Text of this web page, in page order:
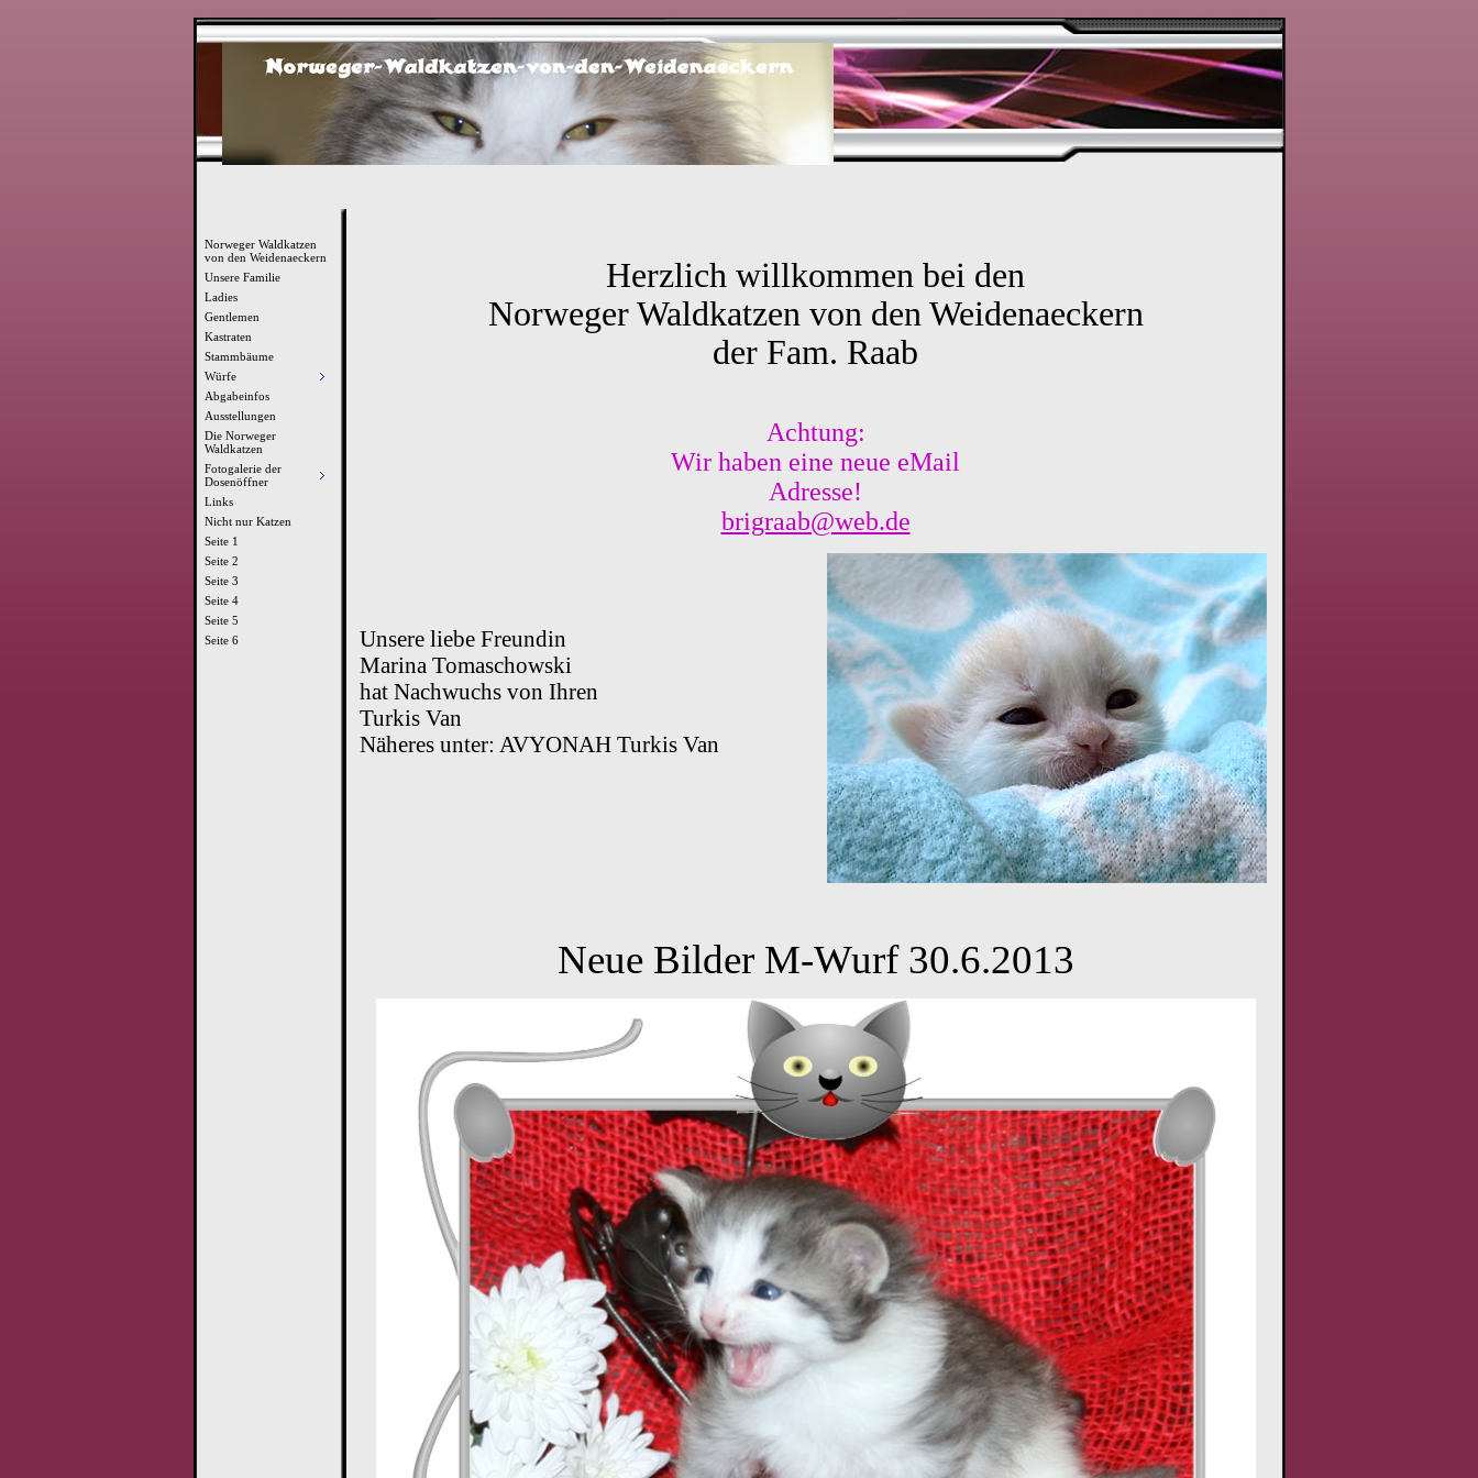
Norweger Waldkatzen
von den Weidenaeckern
Unsere Familie
Ladies
Gentlemen
Kastraten
Stammbäume
Würfe
Abgabeinfos
Ausstellungen
Die Norweger
Waldkatzen
Fotogalerie der
Dosenöffner
Links
Nicht nur Katzen
Seite 1
Seite 2
Seite 3
Seite 4
Seite 5
Seite 6
Herzlich willkommen bei den
Norweger Waldkatzen von den Weidenaeckern
der Fam. Raab
Achtung:
Wir haben eine neue eMail
Adresse!
brigraab@web.de
Unsere liebe Freundin
Marina Tomaschowski
hat Nachwuchs von Ihren
Turkis Van
Näheres unter: AVYONAH Turkis Van
Neue Bilder M-Wurf 30.6.2013